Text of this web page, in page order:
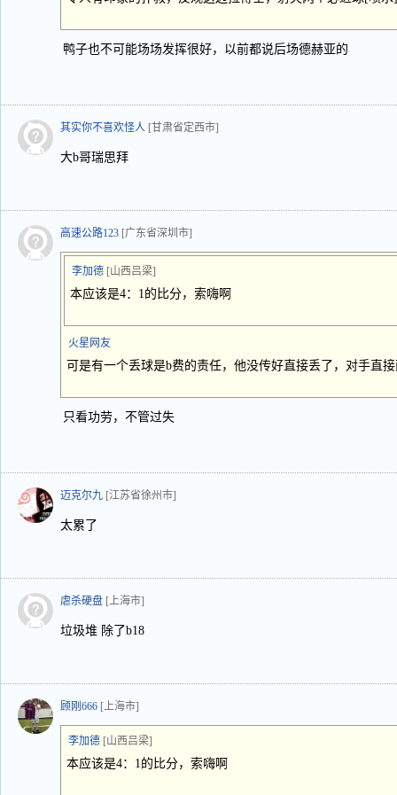
鸭子也不可能场场发挥很好，以前都说后场德赫亚的
其实你不喜欢怪人 [甘肃省定西市]
大b哥瑞思拜
高速公路123 [广东省深圳市]
李加德 [山西吕梁]
本应该是4：1的比分，索嗨啊
火星网友
可是有一个丢球是b费的责任，他没传好直接丢了，对手直
只看功劳，不管过失
迈克尔九 [江苏省徐州市]
太累了
虐杀硬盘 [上海市]
垃圾堆 除了b18
顾刚666 [上海市]
李加德 [山西吕梁]
本应该是4：1的比分，索嗨啊